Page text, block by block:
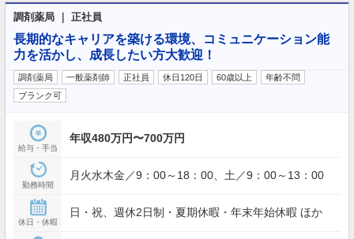
調剤薬局 ｜ 正社員
長期的なキャリアを築ける環境、コミュニケーション能
力を活かし、成長したい方大歓迎！
調剤薬局 一般薬剤師 正社員 休日120日 60歳以上
年齢不問
ブランク可
給与・手当
年収480万円〜700万円
勤務時間
月火水木金／9：00～18：00、土／9：00～13：00
休日・休暇
日・祝、週休2日制・夏期休暇・年末年始休暇 ほか